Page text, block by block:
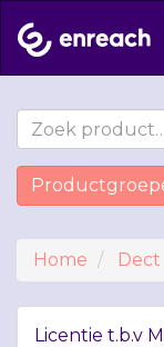
Home Dect
Licentie t.b.v